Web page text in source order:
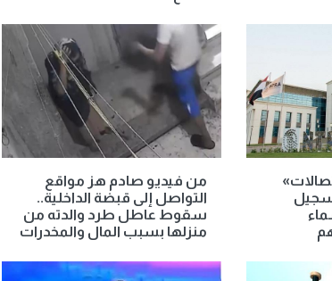
من فيديو صادم هز مواقع
التواصل إلى قبضة الداخلية..
سقوط عاطل طرد والدته من
منزلها بسبب المال والمخدرات